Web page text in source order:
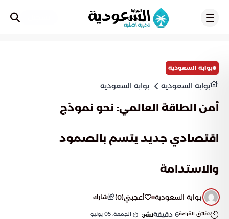
بوابة السعودية
بوابة السعودية بوابة السعودية
أمن الطاقة العالمي: نحو نموذج
اقتصادي جديد يتسم بالصمود
والاستدامة
بوابة السعودية أعجبني(
0
) شارك
دقائق القراءة6 دقيقةنشر: الجمعة, 05 يونيو